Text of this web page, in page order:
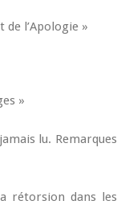
l’Apologie »
»
lu. Remarques
rétorsion dans les